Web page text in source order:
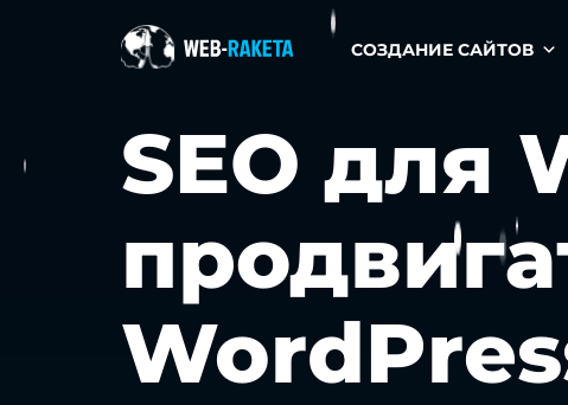
СОЗДАНИЕ САЙТОВ
SEO для